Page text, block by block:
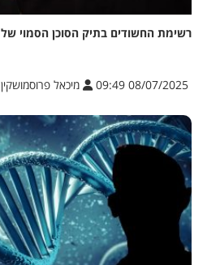
רשימת החשודים בתיק הסוכן הסמוי
08/07/2025 09:49 מיכאל פרוסמושקין